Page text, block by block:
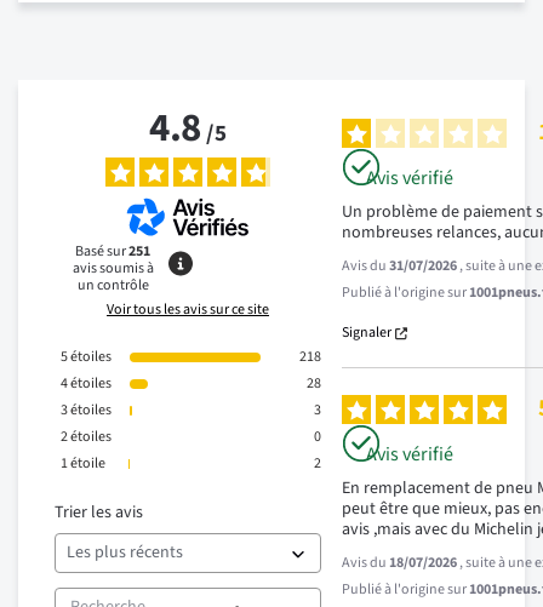
4.8/5
Basé sur251
avis soumis à
un contrôle
Voir tous les avis sur ce site
5étoiles
218
4étoiles
28
3étoiles
3
2étoiles
0
1étoile 2
Trier les avis
Avis vérifié
Un problème de paiement
nombreuses relances,
Avis du31/07/2026, suite à une
Publié à l'origine sur
Signaler
Avis vérifié
En remplacement de pneu
peut être que mieux, pas
avis ,mais avec du Michelin
Avis du18/07/2026, suite à une
Publié à l'origine sur